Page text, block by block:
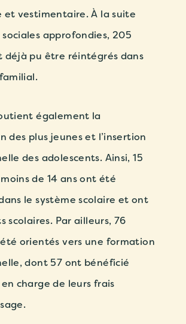
et vestimentaire. À la suite
sociales approfondies, 205
déjà pu être réintégrés dans
également la
des plus jeunes et l’insertion
des adolescents. Ainsi, 15
de 14 ans ont été
le système scolaire et ont
scolaires. Par ailleurs, 76
orientés vers une formation
dont 57 ont bénéficié
en charge de leurs frais